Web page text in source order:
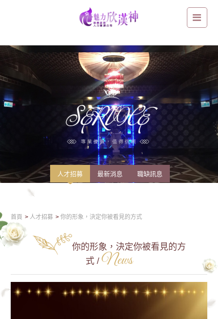
人才招募 最新消息 職缺訊息
首頁 人才招募 你的形象，決定你被看見的方式
你的形象，決定你被看見的方
式 / News